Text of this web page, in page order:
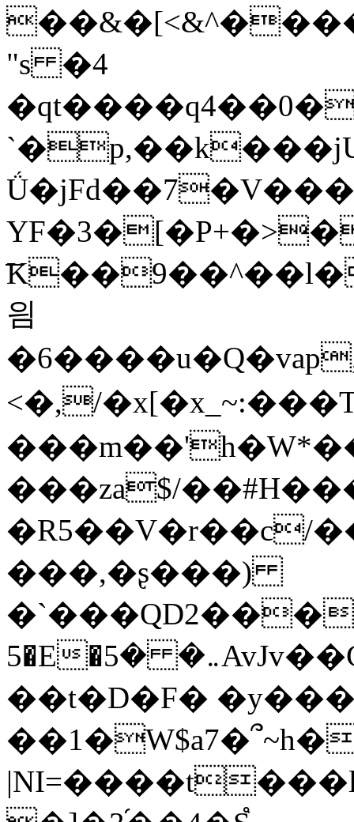
"s �4
읨
�6�
<�,/
���za$/
���,�ʂ���)
5�E�܅� �5AvJv��C��Os��2_ģ�X�' _o
��t�D�F�